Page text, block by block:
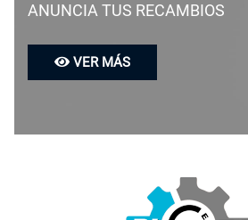
ANUNCIA TUS RECAMBIOS
VER MÁS